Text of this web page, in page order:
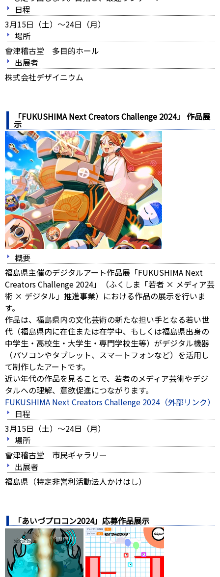
日程
3月15日（土）～24日（月）
場所
會津稽古堂 多目的ホール
出展者
株式会社デザイニウム
「FUKUSHIMA Next Creators Challenge 2024」 作品展
示
概要
福島県主催のデジタルアート作品展「FUKUSHIMA Next
Creators Challenge 2024」（ふくしま「若者 × メディア芸
術 × デジタル」推進事業）における作品の展示を行いま
す。
作品は、福島県内の文化芸術の新たな担い手となる若い世
代（福島県内に在住または在学中、もしくは福島県出身の
中学生・高校生・大学生・専門学校生等）がデジタル機器
（パソコンやタブレット、スマートフォンなど）を活用し
て制作したアートです。
近い年代の作品を見ることで、若者のメディア芸術やデジ
タルへの理解、意欲促進につながります。
FUKUSHIMA Next Creators Challenge 2024（外部リンク）
日程
3月15日（土）～24日（月）
場所
會津稽古堂 市民ギャラリー
出展者
福島県（特定非営利活動法人かけはし）
「あいづプロコン2024」応募作品展示